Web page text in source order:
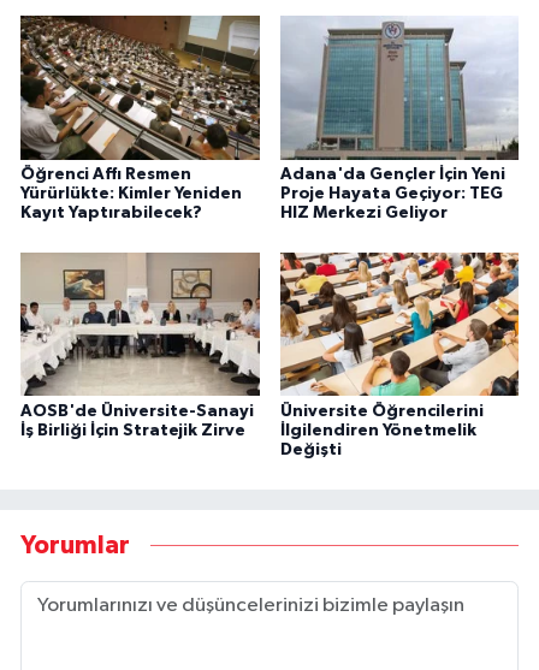
Öğrenci Affı Resmen
Yürürlükte: Kimler Yeniden
Kayıt Yaptırabilecek?
Adana'da Gençler İçin Yeni
Proje Hayata Geçiyor: TEG
HIZ Merkezi Geliyor
AOSB'de Üniversite-Sanayi
İş Birliği İçin Stratejik Zirve
Üniversite Öğrencilerini
İlgilendiren Yönetmelik
Değişti
Yorumlar